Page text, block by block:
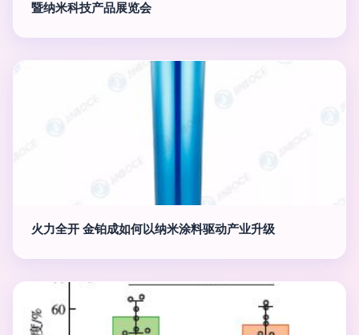
暨纳米科技产品展览会
火力全开 金铂成如何以纳米涂料驱动产业升级